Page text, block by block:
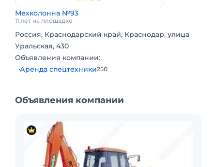
Мехколонна №93
11 лет на площадке
Россия, Краснодарский край, Краснодар, улица
Уральская, 430
Объявления компании:
Аренда спецтехники250
Объявления компании